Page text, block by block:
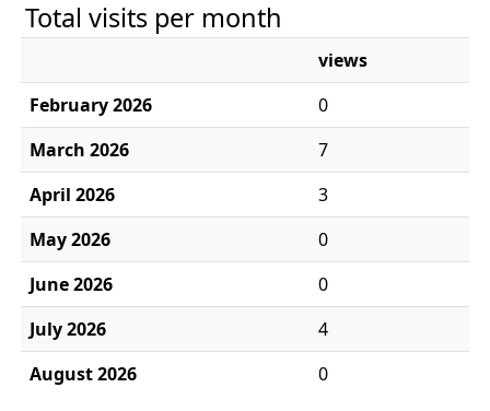
Total visits per month
views
February 2026
0
March 2026
7
April 2026
3
May 2026
0
June 2026
0
July 2026
4
August 2026
0